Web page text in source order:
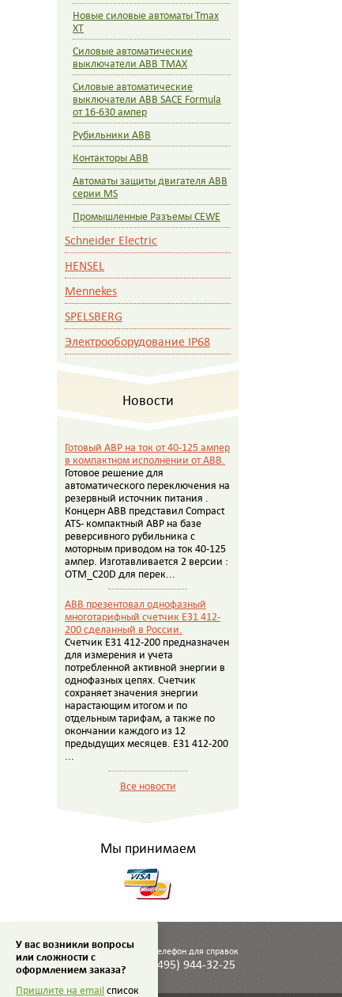
Новые силовые автоматы Tmax
XT
Силовые автоматические
выключатели ABB TMAX
Силовые автоматические
выключатели ABB SACE Formula
от 16-630 ампер
Рубильники АВВ
Контакторы ABB
Автоматы защиты двигателя ABB
серии MS
Промышленные Разъемы CEWE
Schneider Electric
HENSEL
Mennekes
SPELSBERG
Электрооборудование IP68
Новости
Готовый АВР на ток от 40-125 ампер
в компактном исполнении от АВВ.
Готовое решение для
автоматического переключения на
резервный источник питания .
Концерн АВВ представил Compact
ATS- компактный АВР на базе
реверсивного рубильника с
моторным приводом на ток 40-125
ампер. Изготавливается 2 версии :
OTM_C20D для перек...
ABB презентовал однофазный
многотарифный счетчик E31 412-
200 сделанный в России.
Счетчик E31 412-200 предназначен
для измерения и учета
потребленной активной энергии в
однофазных цепях. Счетчик
сохраняет значения энергии
нарастающим итогом и по
отдельным тарифам, а также по
окончании каждого из 12
предыдущих месяцев. E31 412-200
...
Все новости
Мы принимаем
Телефон для справок
(495) 944-32-25
У вас возникли вопросы
или сложности с
оформлением заказа?
Пришлите на emailсписок